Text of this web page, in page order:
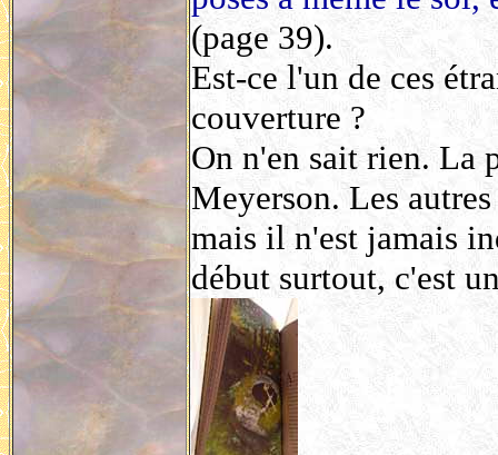
(page 39).
Est-ce l'un de ces
couverture ?
On n'en sait rien. La
Meyerson. Les
mais il n'est jamais
début surtout, c'est